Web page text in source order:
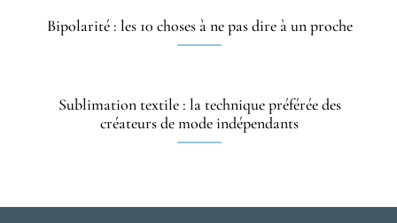
Bipolarité : les 10 choses à ne pas dire à un proche
Sublimation textile : la technique préférée des
créateurs de mode indépendants